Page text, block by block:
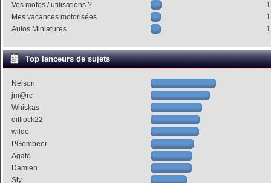
Vos motos / utilisations ?
Mes vacances motorisées
Autos Miniatures
Top lanceurs de sujets
Nelson
jm@rc
Whiskas
difflock22
wilde
PGombeer
Agato
Damien
Sly